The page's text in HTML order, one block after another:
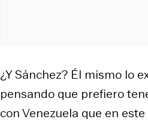
¿Y Sánchez? Él mismo lo
pensando que prefiero
con Venezuela que en este